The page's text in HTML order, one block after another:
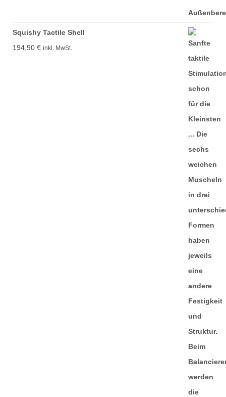
Squishy Tactile Shell
194,90 € inkl. MwSt.